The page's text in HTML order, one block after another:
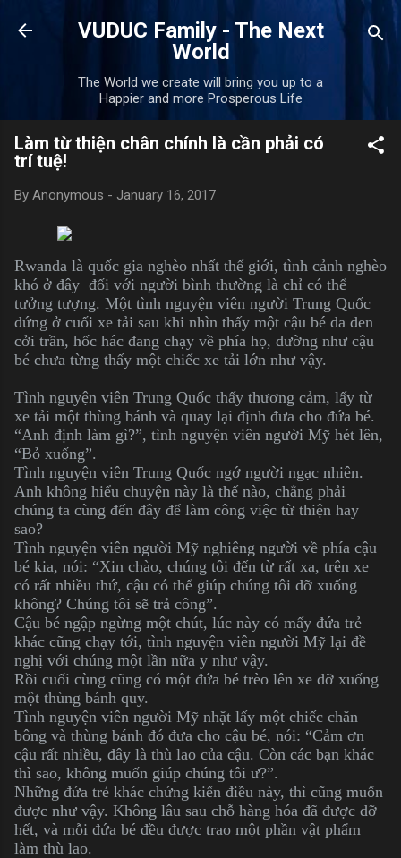
Skip to main content
VUDUC Family - The Next
World
The World we create will bring you up to a
Happier and more Prosperous Life
Làm từ thiện chân chính là cần phải có
trí tuệ!
By Anonymous - January 16, 2017
Rwanda là quốc gia nghèo nhất thế giới, tình cảnh nghèo
khó ở đây đối với người bình thường là chỉ có thể
tưởng tượng. Một tình nguyện viên người Trung Quốc
đứng ở cuối xe tải sau khi nhìn thấy một cậu bé da đen
cởi trần, hốc hác đang chạy về phía họ, dường như cậu
bé chưa từng thấy một chiếc xe tải lớn như vậy.
Tình nguyện viên Trung Quốc thấy thương cảm, lấy từ
xe tải một thùng bánh và quay lại định đưa cho đứa bé.
“Anh định làm gì?”, tình nguyện viên người Mỹ hét lên,
“Bỏ xuống”.
Tình nguyện viên Trung Quốc ngớ người ngạc nhiên.
Anh không hiểu chuyện này là thế nào, chẳng phải
chúng ta cùng đến đây để làm công việc từ thiện hay
sao?
Tình nguyện viên người Mỹ nghiêng người về phía cậu
bé kia, nói: “Xin chào, chúng tôi đến từ rất xa, trên xe
có rất nhiều thứ, cậu có thể giúp chúng tôi dỡ xuống
không? Chúng tôi sẽ trả công”.
Cậu bé ngập ngừng một chút, lúc này có mấy đứa trẻ
khác cũng chạy tới, tình nguyện viên người Mỹ lại đề
nghị với chúng một lần nữa y như vậy.
Rồi cuối cùng cũng có một đứa bé trèo lên xe dỡ xuống
một thùng bánh quy.
Tình nguyện viên người Mỹ nhặt lấy một chiếc chăn
bông và thùng bánh đó đưa cho cậu bé, nói: “Cảm ơn
cậu rất nhiều, đây là thù lao của cậu. Còn các bạn khác
thì sao, không muốn giúp chúng tôi ư?”.
Những đứa trẻ khác chứng kiến điều này, thì cũng muốn
được như vậy. Không lâu sau chỗ hàng hóa đã được dỡ
hết, và mỗi đứa bé đều được trao một phần vật phẩm
làm thù lao.